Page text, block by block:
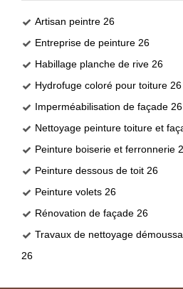
Artisan peintre 26
Entreprise de peinture 26
Habillage planche de rive 26
Hydrofuge coloré pour toiture 26
Imperméabilisation de façade 26
Nettoyage peinture toiture et
Peinture boiserie et ferronnerie
Peinture dessous de toit 26
Peinture volets 26
Rénovation de façade 26
Travaux de nettoyage
26